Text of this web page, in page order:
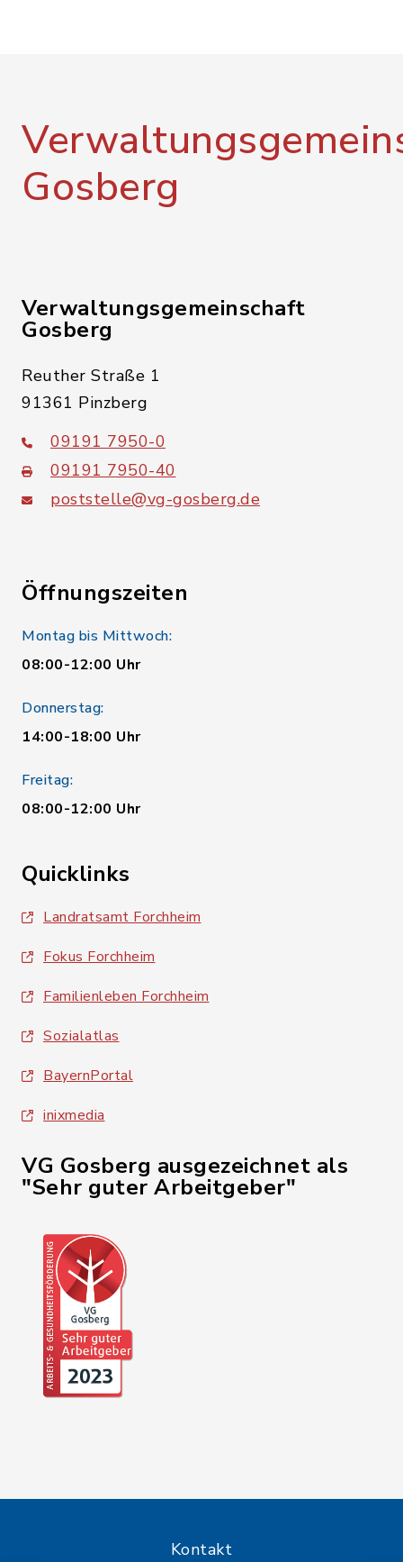
Gosberg
Verwaltungsgemeinschaft
Gosberg
Reuther Straße 1
91361 Pinzberg
09191 7950-0
09191 7950-40
poststelle@vg-gosberg.de
Öffnungszeiten
Montag bis Mittwoch:
08:00-12:00 Uhr
Donnerstag:
14:00-18:00 Uhr
Freitag:
08:00-12:00 Uhr
Quicklinks
Landratsamt Forchheim
Fokus Forchheim
Familienleben Forchheim
Sozialatlas
BayernPortal
inixmedia
VG Gosberg ausgezeichnet als
"Sehr guter Arbeitgeber"
Kontakt